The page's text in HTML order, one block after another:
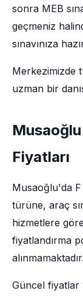
sonra MEB
geçmeniz
sınavınıza
Merkezimizde
uzman bir
Musaoğlu
Fiyatları
Musaoğlu'da F
türüne, araç
hizmetlere
fiyatlandırma
alınmamaktadır.
Güncel fiyatlar